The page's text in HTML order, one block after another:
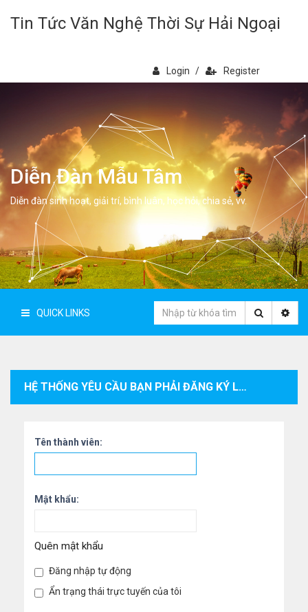
Tin Tức Văn Nghệ Thời Sự Hải Ngoại
Login / Register
Diễn Đàn Mẫu Tâm
Diễn đàn sinh hoạt, giải trí, bình luân, học hỏi, chia sẻ, vv.
QUICK LINKS
HỆ THỐNG YÊU CẦU BẠN PHẢI ĐĂNG KÝ LÀM THÀNH VIÊN VÀ ĐĂNG NHẬP VÀO HỆ THỐNG ĐỂ XEM THÔNG TIN CÁ NHÂN CỦA THÀNH VIÊN.
Tên thành viên:
Mật khẩu:
Quên mật khẩu
Đăng nhập tự động
Ẩn trạng thái trực tuyến của tôi